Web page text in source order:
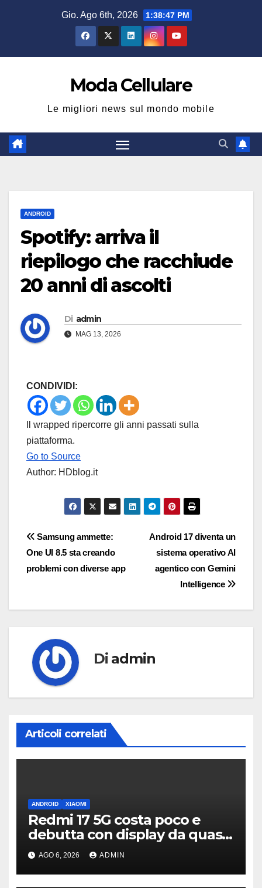
Gio. Ago 6th, 2026 1:38:48 PM
Moda Cellulare
Le migliori news sul mondo mobile
ANDROID
Spotify: arriva il
riepilogo che racchiude
20 anni di ascolti
Di admin
MAG 13, 2026
CONDIVIDI:
Il wrapped ripercorre gli anni passati sulla
piattaforma.
Go to Source
Author: HDblog.it
Navigazione
articoli
Android 17 diventa un
sistema operativo AI
agentico con Gemini
Intelligence
Samsung ammette:
One UI 8.5 sta creando
problemi con diverse app
Di admin
Articoli correlati
ANDROID XIAOMI
Redmi 17 5G costa poco e
debutta con display da quasi
7 pollici e batteria enorme
AGO 6, 2026 ADMIN